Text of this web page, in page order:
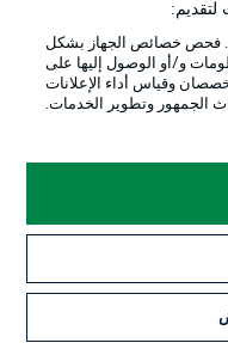
لتقديم:
فحص خصائص الجهاز بشكل
و/أو الوصول إليها على
وقياس أداء الإعلانات
الجمهور وتطوير الخدمات.